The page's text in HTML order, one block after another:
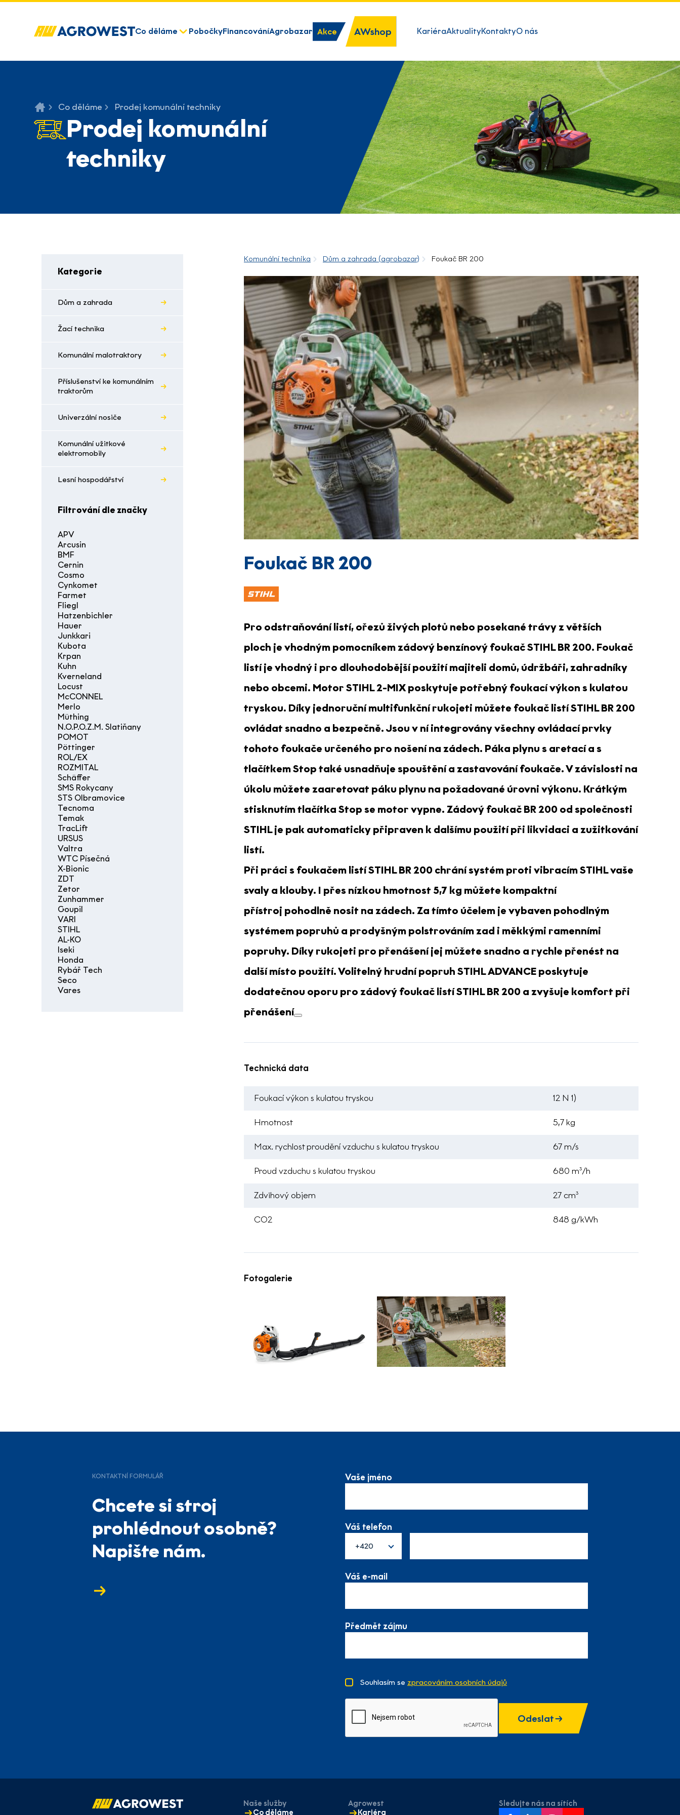
Co děláme PobočkyFinancováníAgrobazar Akce AWshop KariéraAktualityKontaktyO nás
Co děláme Prodej komunální techniky
Prodej komunální
techniky
Kategorie
Dům a zahrada
Žací technika
Komunální malotraktory
Příslušenství ke komunálním
traktorům
Univerzální nosiče
Komunální užitkové
elektromobily
Lesní hospodářství
Filtrování dle značky
APV
Arcusin
BMF
Cernin
Cosmo
Cynkomet
Farmet
Fliegl
Hatzenbichler
Hauer
Junkkari
Kubota
Krpan
Kuhn
Kverneland
Locust
McCONNEL
Merlo
Müthing
N.O.P.O.Z.M. Slatiňany
POMOT
Pöttinger
ROL/EX
ROZMITAL
Schäffer
SMS Rokycany
STS Olbramovice
Tecnoma
Temak
TracLift
URSUS
Valtra
WTC Písečná
X-Bionic
ZDT
Zetor
Zunhammer
Goupil
VARI
STIHL
AL-KO
Iseki
Honda
Rybář Tech
Seco
Vares
Komunální technika Dům a zahrada (agrobazar) Foukač BR 200
Foukač BR 200
Pro odstraňování listí, ořezů živých plotů nebo posekané trávy z větších
ploch je vhodným pomocníkem zádový benzínový foukač STIHL BR 200. Foukač
listí je vhodný i pro dlouhodobější použití majiteli domů, údržbáři, zahradníky
nebo obcemi. Motor STIHL 2-MIX poskytuje potřebný foukací výkon s kulatou
tryskou. Díky jednoruční multifunkční rukojeti můžete foukač listí STIHL BR 200
ovládat snadno a bezpečně. Jsou v ní integrovány všechny ovládací prvky
tohoto foukače určeného pro nošení na zádech. Páka plynu s aretací a s
tlačítkem Stop také usnadňuje spouštění a zastavování foukače. V závislosti na
úkolu můžete zaaretovat páku plynu na požadované úrovni výkonu. Krátkým
stisknutím tlačítka Stop se motor vypne. Zádový foukač BR 200 od společnosti
STIHL je pak automaticky připraven k dalšímu použití při likvidaci a zužitkování
listí.
Při práci s foukačem listí STIHL BR 200 chránísystém proti vibracím STIHLvaše
svaly a klouby. I přes nízkou hmotnost 5,7 kg můžete kompaktní
přístroj pohodlně nosit na zádech. Za tímto účelem je vybaven pohodlným
systémem popruhů a prodyšným polstrováním zad i měkkými ramenními
popruhy. Díky rukojeti pro přenášení jej můžete snadno a rychle přenést na
další místo použití. Volitelný hrudní popruh STIHL ADVANCE poskytuje
dodatečnou oporu pro zádový foukač listí STIHL BR 200 a zvyšuje komfort při
přenášení
Technická data
Foukací výkon s kulatou tryskou 12 N 1)
Hmotnost 5,7 kg
Max. rychlost proudění vzduchu s kulatou tryskou 67 m/s
Proud vzduchu s kulatou tryskou 680 m³/h
Zdvihový objem 27 cm³
CO2 848 g/kWh
Fotogalerie
KONTAKTNÍ FORMULÁŘ
Chcete si stroj
prohlédnout osobně?
Napište nám.
Vaše jméno
Váš telefon
+420
Váš e-mail
Předmět zájmu
Souhlasím se zpracováním osobních údajů
Odeslat
Naše služby
Co děláme
Agrowest
Kariéra
Sledujte nás na sítích